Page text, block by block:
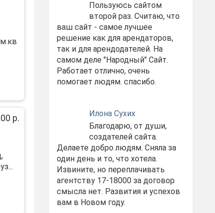
р.
Пользуюсь сайтом
второй раз. Считаю, что
ваш сайт - самое лучшее
решение как для арендаторов,
так и для арендодателей. На
самом деле "Народный" Сайт.
Работает отлично, очень
помогает людям. спасибо.
Илона Сухих
Благодарю, от души,
создателей сайта.
Делаете добро людям. Сняла за
один день и то, что хотела.
Извините, но переплачивать
агентству 17-18000 за договор
смысла нет. Развития и успехов
вам в Новом году.